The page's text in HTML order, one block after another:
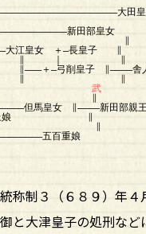
∥――＋―
新
∥
大江皇女
―弓削皇子
女 ∥――――新田部親王
足―＋―
額田王
徳善―――
大麻呂
称制３（６８９）年４
と大津皇子の処刑な